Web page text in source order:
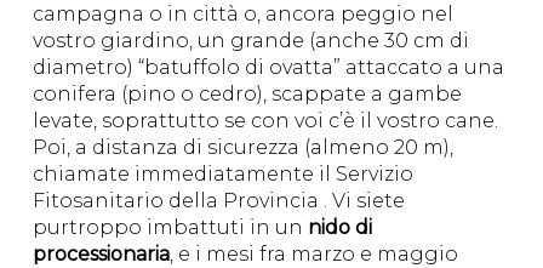
campagna o in città o, ancora peggio nel
vostro giardino, un grande (anche 30 cm di
diametro) “batuffolo di ovatta” attaccato a una
conifera (pino o cedro), scappate a gambe
levate, soprattutto se con voi c’è il vostro cane.
Poi, a distanza di sicurezza (almeno 20 m),
chiamate immediatamente il Servizio
Fitosanitario della Provincia . Vi siete
purtroppo imbattuti in un nido di
processionaria, e i mesi fra marzo e maggio